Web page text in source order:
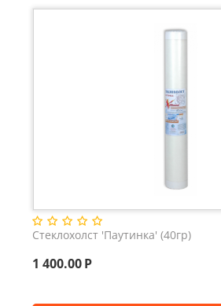
Стеклохолст 'Паутинка' (40гр)
1 400.00Р